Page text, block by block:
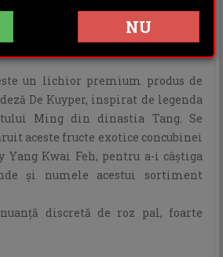
INFORMATII ADITIONALE
un lichior premium produs de
De Kuyper, inspirat de legenda
Ming din dinastia Tang. Se
aceste fructe exotice concubinei
Yang Kwai Feh, pentru a-i câștiga
și numele acestui sortiment
discretă de roz pal, foarte
NU